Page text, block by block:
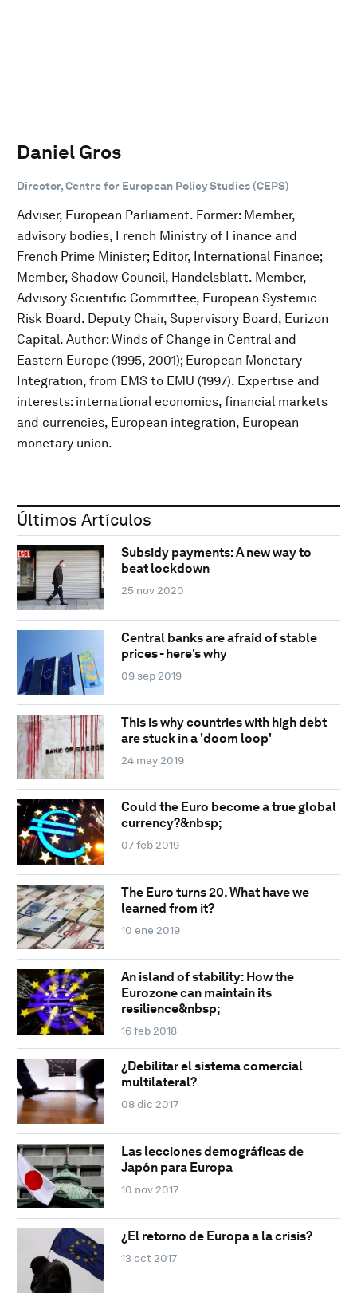
Daniel Gros
Director, Centre for European Policy Studies (CEPS)
Adviser, European Parliament. Former: Member,
advisory bodies, French Ministry of Finance and
French Prime Minister; Editor, International Finance;
Member, Shadow Council, Handelsblatt. Member,
Advisory Scientific Committee, European Systemic
Risk Board. Deputy Chair, Supervisory Board, Eurizon
Capital. Author: Winds of Change in Central and
Eastern Europe (1995, 2001); European Monetary
Integration, from EMS to EMU (1997). Expertise and
interests: international economics, financial markets
and currencies, European integration, European
monetary union.
Últimos Artículos
Subsidy payments: A new way to
beat lockdown
25 nov 2020
Central banks are afraid of stable
prices - here's why
09 sep 2019
This is why countries with high debt
are stuck in a 'doom loop'
24 may 2019
Could the Euro become a true global
currency?&nbsp;
07 feb 2019
The Euro turns 20. What have we
learned from it?
10 ene 2019
An island of stability: How the
Eurozone can maintain its
resilience&nbsp;
16 feb 2018
¿Debilitar el sistema comercial
multilateral?
08 dic 2017
Las lecciones demográficas de
Japón para Europa
10 nov 2017
¿El retorno de Europa a la crisis?
13 oct 2017